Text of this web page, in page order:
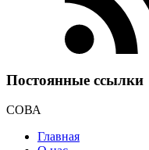
Постоянные ссылки
СОВА
Главная